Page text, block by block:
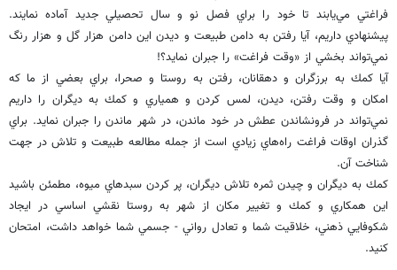
فراغتي مي‌يابند تا خود را براي فصل نو و سال تحصيلي جديد آماده نمايند.
پيشنهادي داريم، آيا رفتن به دامن طبيعت و ديدن اين دامن هزار گل و هزار رنگ
نمي‌تواند بخشي از «وقت فراغت» را جبران نمايد؟!
آيا كمك به برزگران و دهقانان، رفتن به روستا و صحرا، براي بعضي از ما كه
امكان و وقت رفتن، ديدن، لمس كردن و همياري و كمك به ديگران را داريم
نمي‌تواند در فرونشاندن عطش در خود ماندن، در شهر ماندن را جبران نمايد. براي
گذران اوقات فراغت راه‌‌هاي زيادي است از جمله مطالعه طبيعت و تلاش در جهت
شناخت آن.
كمك به ديگران و چيدن ثمره تلاش ديگران، پر كردن سبد‌هاي ميوه، مطمئن باشيد
اين همكاري و كمك و تغيير مكان از شهر به روستا نقشي اساسي در ايجاد
شكوفايي ذهني، خلاقيت شما و تعادل رواني - جسمي شما خواهد داشت، امتحان
كنيد.